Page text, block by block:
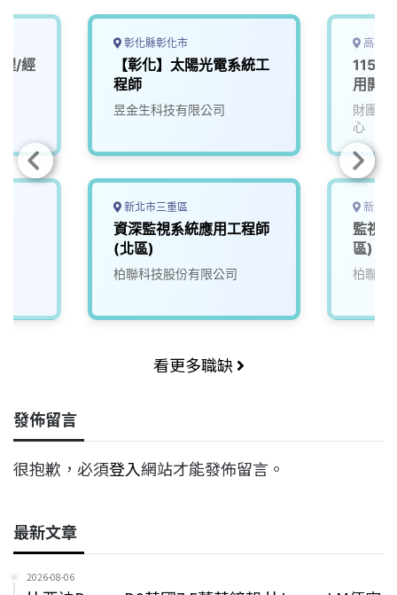
/經
彰化縣彰化市
【彰化】太陽光電系統工
程師
昱金生科技有限公司
新北市三重區
資深監視系統應用工程師
(北區)
柏聯科技股份有限公司
高雄
用開
財團法
心
新北
監視
區)
柏聯科
看更多職缺
發佈留言
很抱歉，必須登入網站才能發佈留言。
最新文章
2026-08-06